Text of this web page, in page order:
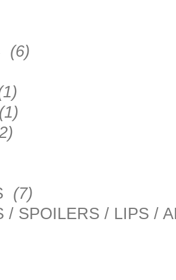
(6)
(1)
(7)
/ SPOILERS / LIPS /